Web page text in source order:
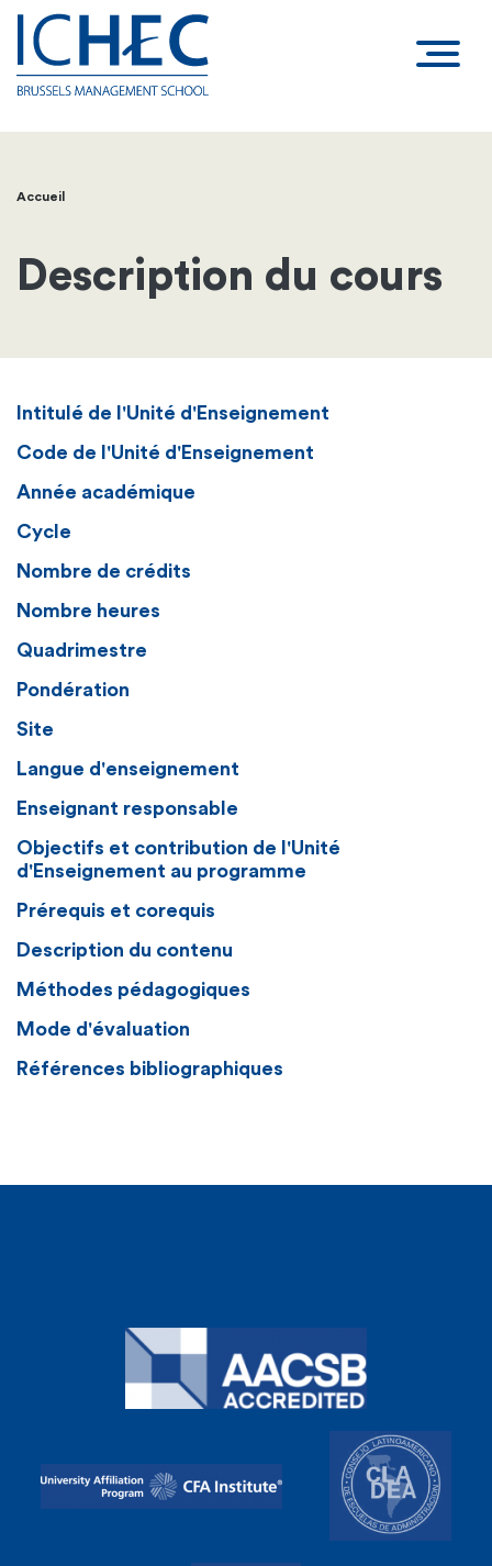
Fil
d'Ariane
Accueil
Description du cours
Intitulé de l'Unité d'Enseignement
Code de l'Unité d'Enseignement
Année académique
Cycle
Nombre de crédits
Nombre heures
Quadrimestre
Pondération
Site
Langue d'enseignement
Enseignant responsable
Objectifs et contribution de l'Unité
d'Enseignement au programme
Prérequis et corequis
Description du contenu
Méthodes pédagogiques
Mode d'évaluation
Références bibliographiques